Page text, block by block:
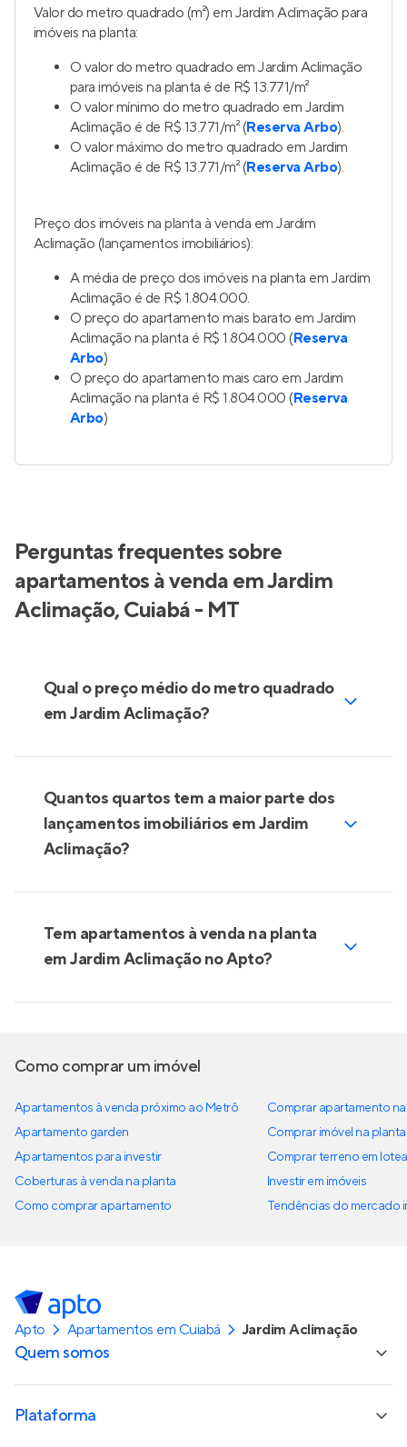
Valor do metro quadrado (m²) em Jardim Aclimação para
imóveis na planta:
O valor do metro quadrado em Jardim Aclimação
para imóveis na planta é de R$ 13.771/m²
O valor mínimo do metro quadrado em Jardim
Aclimação é de R$ 13.771/m² (Reserva Arbo).
O valor máximo do metro quadrado em Jardim
Aclimação é de R$ 13.771/m² (Reserva Arbo).
Preço dos imóveis na planta à venda em Jardim
Aclimação (lançamentos imobiliários):
A média de preço dos imóveis na planta em Jardim
Aclimação é de R$ 1.804.000.
O preço do apartamento mais barato em Jardim
Aclimação na planta é R$ 1.804.000 (Reserva
Arbo)
O preço do apartamento mais caro em Jardim
Aclimação na planta é R$ 1.804.000 (Reserva
Arbo)
Perguntas frequentes sobre
apartamentos à venda em Jardim
Aclimação, Cuiabá - MT
Qual o preço médio do metro quadrado
em Jardim Aclimação?
Quantos quartos tem a maior parte dos
lançamentos imobiliários em Jardim
Aclimação?
Tem apartamentos à venda na planta
em Jardim Aclimação no Apto?
Como comprar um imóvel
Apartamentos à venda próximo ao Metrô
Apartamento garden
Apartamentos para investir
Coberturas à venda na planta
Como comprar apartamento
Comprar apartamento
Comprar imóvel na planta
Comprar terreno em
Investir em imóveis
Tendências do mercado
Apto Apartamentos em Cuiabá Jardim Aclimação
Quem somos
Plataforma